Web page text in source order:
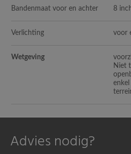
Bandenmaat voor en achter 8
Verlichting voor
Wetgeving
Niet
Advies nodig?